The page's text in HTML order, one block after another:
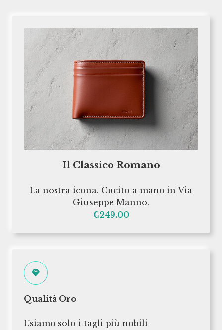
Il Classico Romano
La nostra icona. Cucito a mano in Via
Giuseppe Manno.
€249.00
Qualità Oro
Usiamo solo i tagli più nobili